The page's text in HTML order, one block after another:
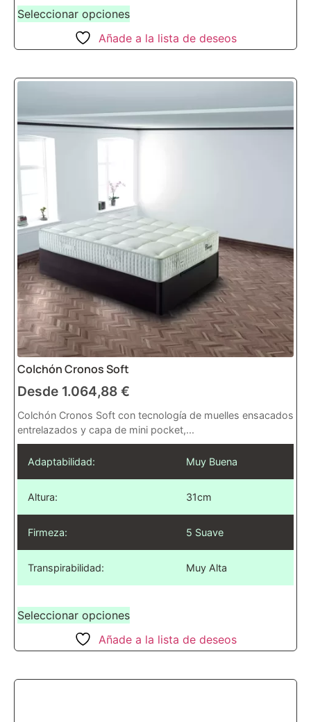
Seleccionar opciones
Añade a la lista de deseos
Colchón Cronos Soft
Desde 1.064,88 €
Colchón Cronos Soft con tecnología de muelles ensacados
entrelazados y capa de mini pocket,...
Adaptabilidad: Muy Buena
Altura: 31cm
Firmeza: 5 Suave
Transpirabilidad: Muy Alta
Seleccionar opciones
Añade a la lista de deseos